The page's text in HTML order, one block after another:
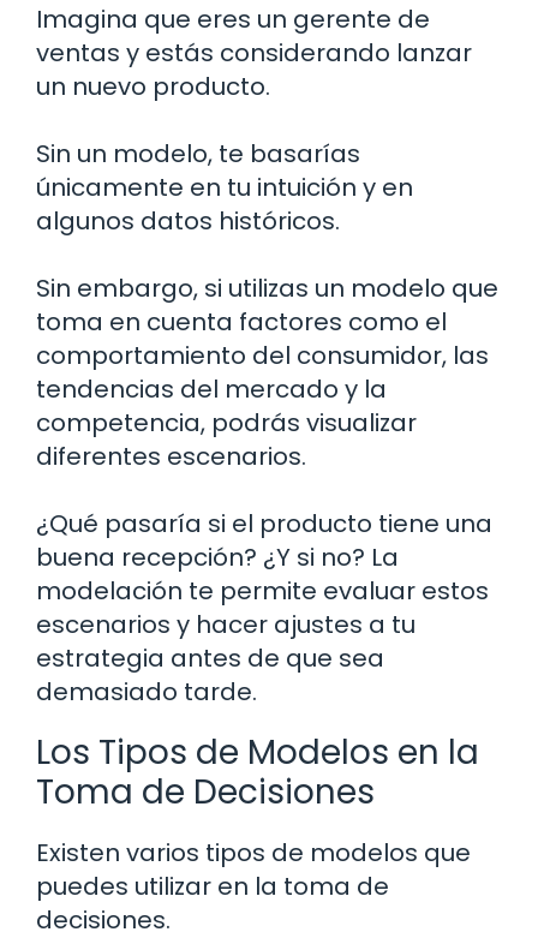
Imagina que eres un gerente de
ventas y estás considerando lanzar
un nuevo producto.
Sin un modelo, te basarías
únicamente en tu intuición y en
algunos datos históricos.
Sin embargo, si utilizas un modelo que
toma en cuenta factores como el
comportamiento del consumidor, las
tendencias del mercado y la
competencia, podrás visualizar
diferentes escenarios.
¿Qué pasaría si el producto tiene una
buena recepción? ¿Y si no? La
modelación te permite evaluar estos
escenarios y hacer ajustes a tu
estrategia antes de que sea
demasiado tarde.
Los Tipos de Modelos en la
Toma de Decisiones
Existen varios tipos de modelos que
puedes utilizar en la toma de
decisiones.